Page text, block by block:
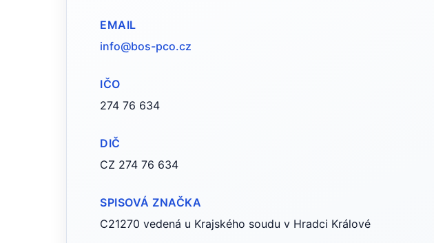
EMAIL
info@bos-pco.cz
IČO
274 76 634
DIČ
CZ 274 76 634
SPISOVÁ ZNAČKA
C21270 vedená u Krajského soudu v Hradci Králové